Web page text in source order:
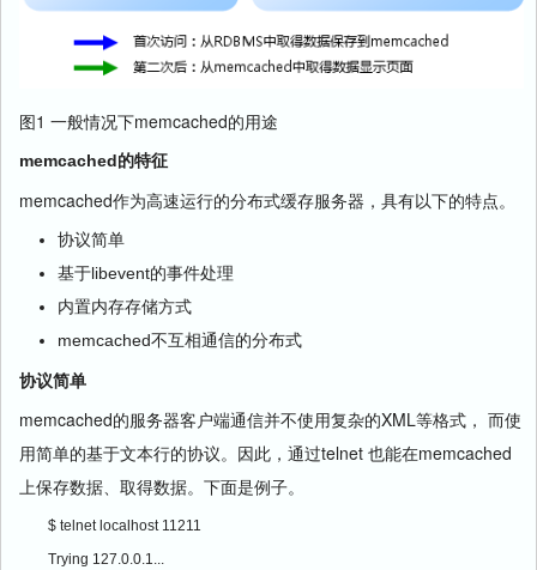
图1 一般情况下memcached的用途
memcached的特征
memcached作为高速运行的分布式缓存服务器，具有以下的特点。
协议简单
基于libevent的事件处理
内置内存存储方式
memcached不互相通信的分布式
协议简单
memcached的服务器客户端通信并不使用复杂的XML等格式， 而使
用简单的基于文本行的协议。因此，通过telnet 也能在memcached
上保存数据、取得数据。下面是例子。
$ telnet localhost 11211
Trying 127.0.0.1...